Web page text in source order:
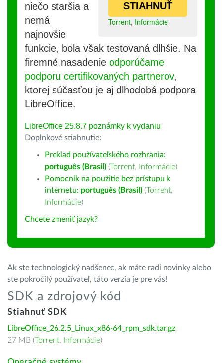
STIAHNUŤ
Torrent, Informácie
niečo staršia a
nemá
najnovšie
funkcie, bola však testovaná dlhšie. Na
firemné nasadenie odporúčame
podporu certifikovaných partnerov,
ktorej súčasťou je aj dlhodobá podpora
LibreOffice.
LibreOffice 25.8.7 poznámky k vydaniu
Doplnkové stiahnutie:
Preklad používateľského rozhrania:
português (Brasil) (Torrent, Informácie)
Pomocník na použitie bez prístupu k
internetu: português (Brasil) (Torrent,
Informácie)
Chcete zmeniť jazyk?
Ak ste technologický nadšenec, ak máte radi novinky alebo
ste pokročilý používateľ, táto verzia je pre vás!
SDK a zdrojový kód
Stiahnuť SDK
LibreOffice_26.2.5_Linux_x86-64_rpm_sdk.tar.gz
27 MB (Torrent, Informácie)